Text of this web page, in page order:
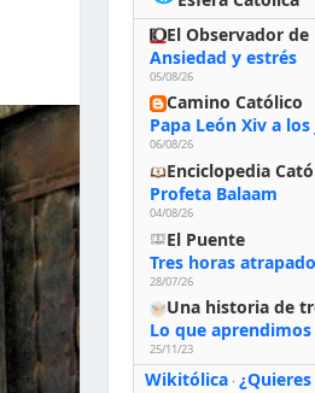
Ansiedad y estrés
05/08/26
Camino Católico
06/08/26
Enciclopedia
Profeta Balaam
04/08/26
El Puente
28/07/26
Una historia de
25/11/23
Wikitólica·